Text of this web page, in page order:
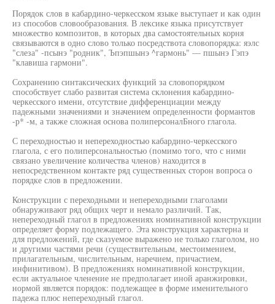
Порядок слов в кабардино-черкесском языке выступает и как один
из способов словообразования. В лексике языка присутствует
множество композитов, в которых два самостоятельных корня
связываются в одно слово только посредствота словопорядка: яэлс
"слеза" -псынэ "родник", Ъпэпшынэ ^гармонь" — пшынэ Гэпэ
"клавиша гармони".
Сохранению синтаксических функций за словопорядком
способствует слабо развитая система склонения кабардино-
черкесского имени, отсутствие дифференциации между
падежными значениями и значением определенности формантов
-р* -м, а также сложная основа полиперсоналБного глагола.
С переходностью и непереходностью кабардино-черкесского
глагола, с его полиперсональностью (помимо того, что с ними
связано увеличение количества членов) находится в
непосредственном контакте ряд существенных сторон вопроса о
порядке слов в предложении.
Конструкции с переходными и непереходными глаголами
обнаруживают ряд общих черт и немало различий. Так,
непереходный глагол в предложениях номинативной конструкции
определяет форму подлежащего. Эта конструкция характерна и
для предложений, где сказуемое выражено не только глаголом, но
и другими частями речи (существительным, местоимением,
прилагательным, числительным, наречием, причастием,
инфинитивом). В предложениях номинативной конструкции,
если актуальное членение не предполагает иной аранжировки,
нормой является порядок: подлежащее в форме именительного
падежа плюс непереходный глагол.